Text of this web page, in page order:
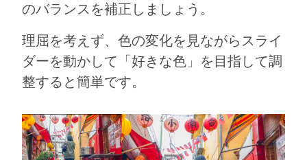
のバランスを補正しましょう。
理屈を考えず、色の変化を見ながらスライ
ダーを動かして「好きな色」を目指して調
整すると簡単です。